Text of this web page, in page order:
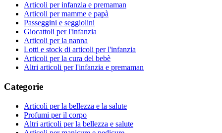
Articoli per infanzia e premaman
Articoli per mamme e papà
Passeggini e seggiolini
Giocattoli per l'infanzia
Articoli per la nanna
Lotti e stock di articoli per l'infanzia
Articoli per la cura del bebè
Altri articoli per l'infanzia e premaman
Categorie
Articoli per la bellezza e la salute
Profumi per il corpo
Altri articoli per la bellezza e salute